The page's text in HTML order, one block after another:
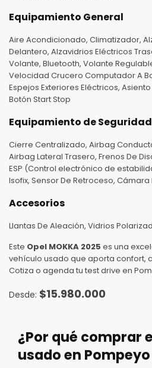
Equipamiento General
Aire Acondicionado, Climatizador,
Delantero, Alzavidrios Eléctricos
Volante, Bluetooth, Volante
Velocidad Crucero Computador A
Espejos Exteriores Eléctricos,
Botón Start Stop
Equipamiento de Seguridad
Cierre Centralizado, Airbag
Airbag Lateral Trasero, Frenos De
ESP (Control electrónico de
Isofix, Sensor De Retroceso,
Accesorios
Llantas De Aleación, Vidrios
Este Opel MOKKA 2025 es una
vehículo usado que aporta confort,
Cotiza o agenda tu test drive en
$15.980.000
¿Por qué comprar
usado en